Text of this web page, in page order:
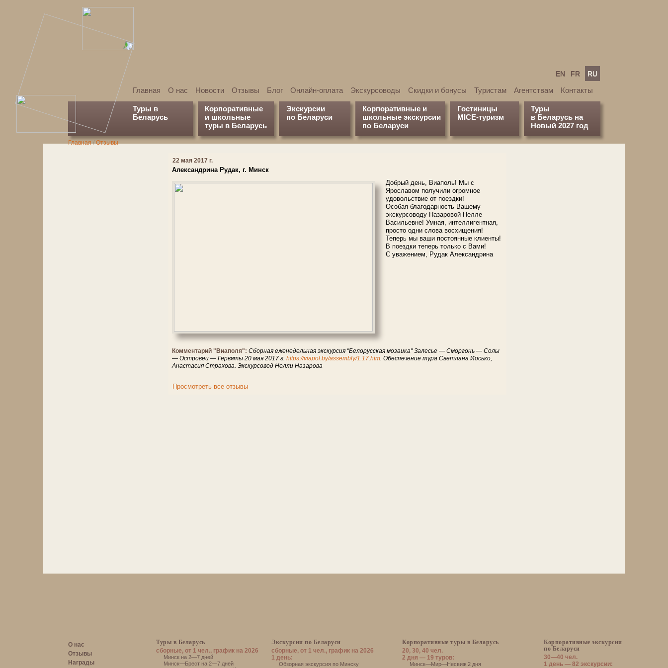
EN FR RU
Главная О нас Новости Отзывы Блог Онлайн-оплата Экскурсоводы Скидки и бонусы Туристам Агентствам Контакты
Туры в
Беларусь
Корпоративные
и школьные
туры в Беларусь
Экскурсии
по Беларуси
Корпоративные и
школьные экскурсии
по Беларуси
Гостиницы
MICE-туризм
Туры
в Беларусь на
Новый 2027 год
Главная/Отзывы
22 мая 2017 г.
Александрина Рудак, г. Минск
Добрый день, Виаполь! Мы с
Ярославом получили огромное
удовольствие от поездки!
Особая благодарность Вашему
экскурсоводу Назаровой Нелле
Васильевне! Умная, интеллигентная,
просто одни слова восхищения!
Теперь мы ваши постоянные клиенты!
В поездки теперь только с Вами!
С уважением, Рудак Александрина
Комментарий "Виаполя": Сборная еженедельная экскурсия "Белорусская мозаика" Залесье — Сморгонь — Солы
— Островец — Гервяты 20 мая 2017 г. https://viapol.by/assembly/1.17.htm. Обеспечение тура Светлана Иосько,
Анастасия Страхова. Экскурсовод Нелли Назарова
Просмотреть все отзывы
О нас
Отзывы
Награды
Туры в Беларусь
сборные, от 1 чел., график на 2026
Минск на 2—7 дней
Минск—Брест на 2—7 дней
Экскурсии по Беларуси
сборные, от 1 чел., график на 2026
1 день:
Обзорная экскурсия по Минску
Корпоративные туры в Беларусь
20, 30, 40 чел.
2 дня — 19 туров:
Минск—Мир—Несвиж 2 дня
Корпоративные экскурсии
по Беларуси
30—40 чел.
1 день — 82 экскурсии: